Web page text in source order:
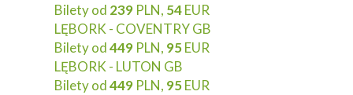
Bilety od 239 PLN, 54EUR
LĘBORK - COVENTRY GB
Bilety od449 PLN, 95EUR
LĘBORK - LUTON GB
Bilety od449 PLN, 95EUR